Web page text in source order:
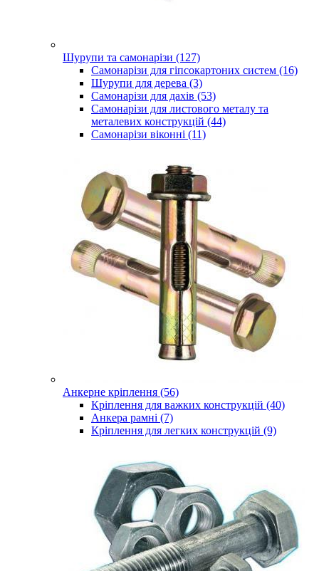
Шурупи та самонарізи (127)
Самонарізи для гіпсокартоних систем (16)
Шурупи для дерева (3)
Самонарізи для дахів (53)
Самонарізи для листового металу та
металевих конструкцій (44)
Самонарізи віконні (11)
Анкерне кріплення (56)
Кріплення для важких конструкцій (40)
Анкера рамні (7)
Кріплення для легких конструкцій (9)